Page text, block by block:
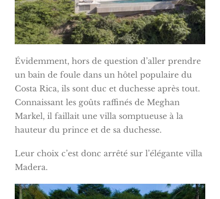
Évidemment, hors de question d’aller prendre
un bain de foule dans un hôtel populaire du
Costa Rica, ils sont duc et duchesse après tout.
Connaissant les goûts raffinés de Meghan
Markel, il faillait une villa somptueuse à la
hauteur du prince et de sa duchesse.
Leur choix c’est donc arrêté sur l’élégante villa
Madera.